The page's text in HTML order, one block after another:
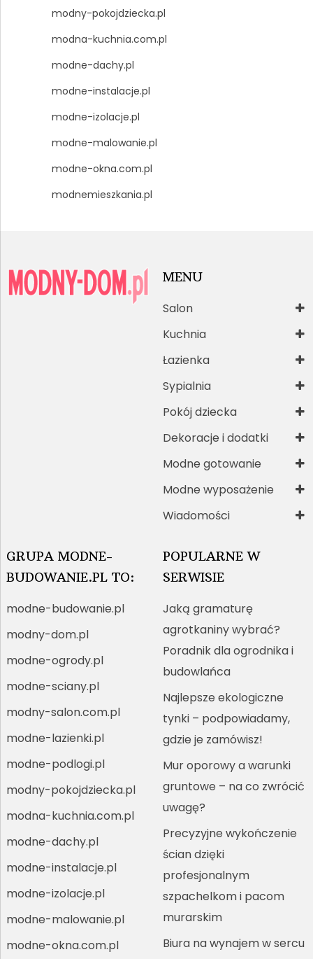
modny-pokojdziecka.pl
modna-kuchnia.com.pl
modne-dachy.pl
modne-instalacje.pl
modne-izolacje.pl
modne-malowanie.pl
modne-okna.com.pl
modnemieszkania.pl
MENU
Salon
Kuchnia
Łazienka
Sypialnia
Pokój dziecka
Dekoracje i dodatki
Modne gotowanie
Modne wyposażenie
Wiadomości
GRUPA MODNE-
BUDOWANIE.PL TO:
modne-budowanie.pl
modny-dom.pl
modne-ogrody.pl
modne-sciany.pl
modny-salon.com.pl
modne-lazienki.pl
modne-podlogi.pl
modny-pokojdziecka.pl
modna-kuchnia.com.pl
modne-dachy.pl
modne-instalacje.pl
modne-izolacje.pl
modne-malowanie.pl
modne-okna.com.pl
POPULARNE W
SERWISIE
Jaką gramaturę
agrotkaniny wybrać?
Poradnik dla ogrodnika i
budowlańca
Najlepsze ekologiczne
tynki – podpowiadamy,
gdzie je zamówisz!
Mur oporowy a warunki
gruntowe – na co zwrócić
uwagę?
Precyzyjne wykończenie
ścian dzięki
profesjonalnym
szpachelkom i pacom
murarskim
Biura na wynajem w sercu